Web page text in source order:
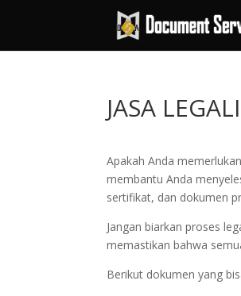
JASA
Apakah Anda
membantu Anda
sertifikat, dan dokumen
Jangan biarkan proses
memastikan bahwa
Berikut dokumen yang